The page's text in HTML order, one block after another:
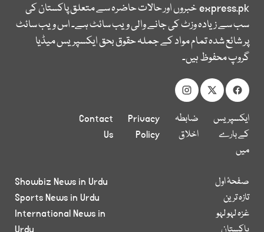
express.pkخبروں اور حالات حاضرہ سے متعلق پاکستان کی
سب سے زیادہ وزٹ کی جانے والی ویب سائٹ ہے۔ اس ویب سائٹ
پر شائع شدہ تمام مواد کے جملہ حقوق بحق ایکسپریس میڈیا
گروپ محفوظ ہیں۔
ایکسپریس
کے بارے
میں
ضابطہ
اخلاق
Privacy
Policy
Contact
Us
صفحۂ اول
تازہ ترین
غزہ لہو لہو
Showbiz News in Urdu
Sports News in Urdu
International News in